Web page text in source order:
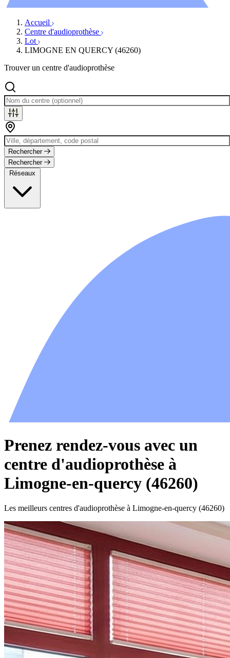
Accueil
Centre d'audioprothèse
Lot
LIMOGNE EN QUERCY (46260)
Trouver un centre d'audioprothèse
Rechercher
Rechercher
Réseaux
Prenez rendez-vous avec un
centre d'audioprothèse à
Limogne-en-quercy (46260)
Les meilleurs centres d'audioprothèse à Limogne-en-quercy (46260)